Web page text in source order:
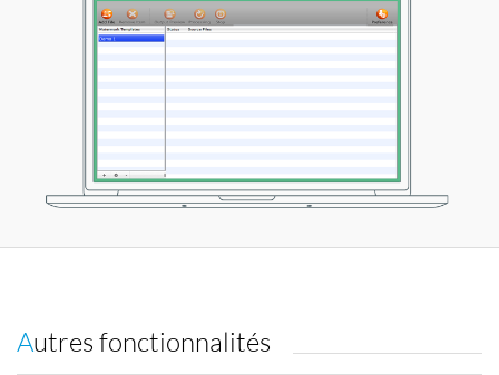
Autres fonctionnalités